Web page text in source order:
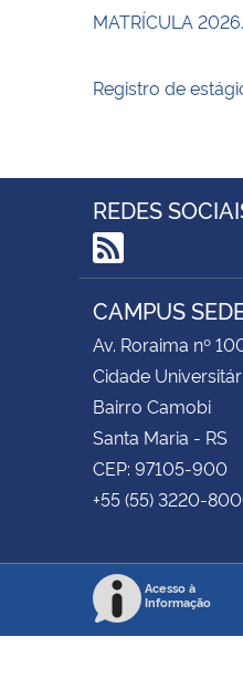
MATRÍCULA
Registro de
REDES
RSS
CAMPUS
Av. Roraima nº
Cidade
Bairro Camobi
Santa Maria - RS
CEP: 97105-900
+55 (55) 3220-
Acesso à
Informação